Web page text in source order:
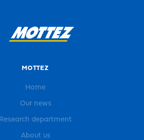
MOTTEZ
Home
Our news
Research department
About us